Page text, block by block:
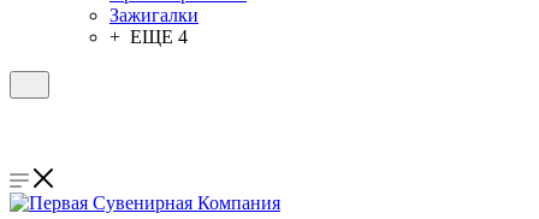
Зажигалки
+ ЕЩЕ 4